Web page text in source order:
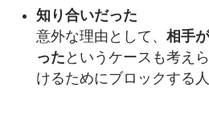
知り合いだった
意外な理由として、 相手
った というケースも考え
けるためにブロックする